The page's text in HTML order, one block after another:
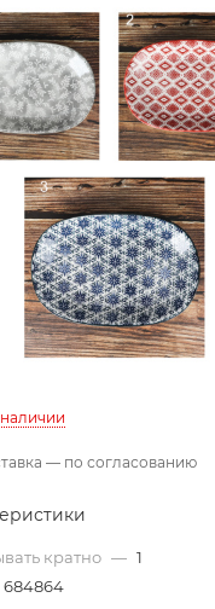
— по согласованию
кратно — 1
684864